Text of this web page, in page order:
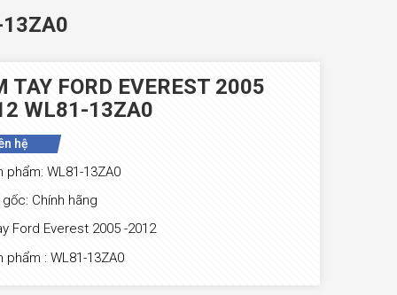
13ZA0
TAY FORD EVEREST 2005
WL81-13ZA0
hệ
phẩm: WL81-13ZA0
Chính hãng
Ford Everest 2005 -2012
phẩm : WL81-13ZA0